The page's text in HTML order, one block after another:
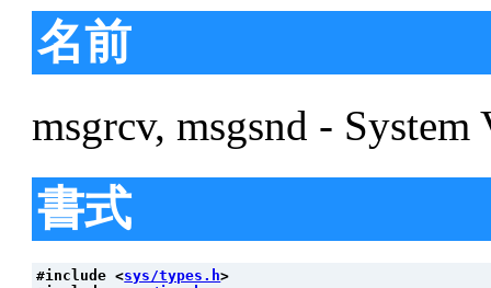
名前
msgrcv, msgsnd -
書式
#include <sys/types.h>